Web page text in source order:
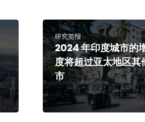
研究简报
2024 年印度城市的
度将超过亚太地区其
市